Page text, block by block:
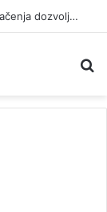
Otkriveno više od 19.000 prekršaja prekoračenja dozvoljene brzine